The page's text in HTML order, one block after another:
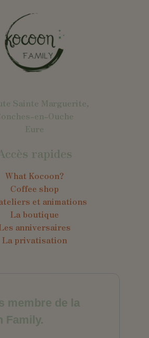
Sainte Marguerite,
en-Ouche
Eure
rapides
What Kocoon?
Coffee shop
et animations
La boutique
anniversaires
La privatisation
membre de la
Family.